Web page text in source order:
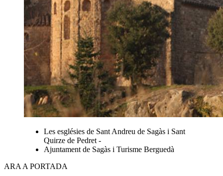
Les esglésies de Sant Andreu de Sagàs i Sant
Quirze de Pedret -
Ajuntament de Sagàs i Turisme Berguedà
ARA A PORTADA